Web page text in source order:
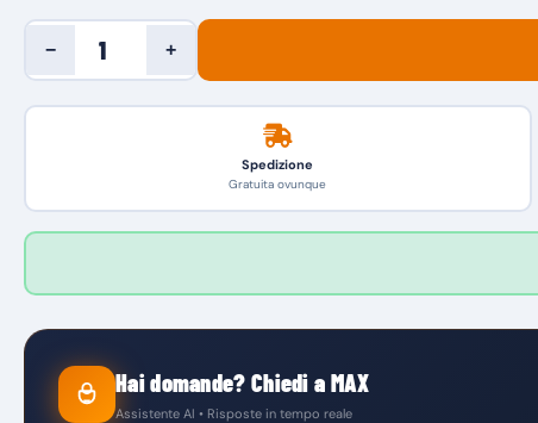
− +
Spedizione
Gratuita ovunque
Hai domande? Chiedi a MAX
Assistente AI • Risposte in tempo reale